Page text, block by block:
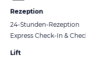
Rezeption
24-Stunden-Rezeption
Express Check-In &
Lift